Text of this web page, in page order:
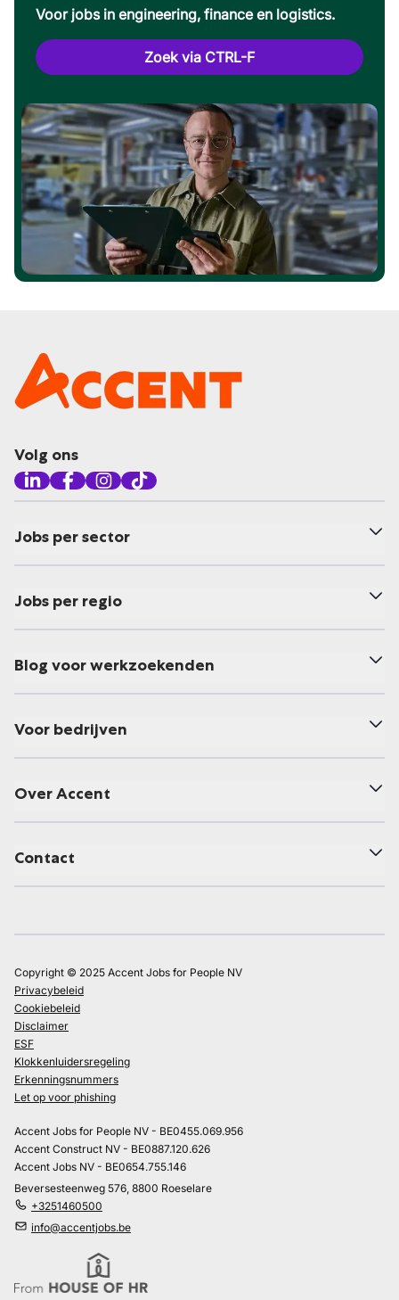
Voor jobs in engineering, finance en logistics.
Zoek via CTRL-F
Volg ons
Jobs per sector
Jobs per regio
Blog voor werkzoekenden
Voor bedrijven
Over Accent
Contact
Copyright © 2025 Accent Jobs for People NV
Privacybeleid
Cookiebeleid
Disclaimer
ESF
Klokkenluidersregeling
Erkenningsnummers
Let op voor phishing
Accent Jobs for People NV - BE0455.069.956
Accent Construct NV - BE0887.120.626
Accent Jobs NV - BE0654.755.146
Beversesteenweg 576, 8800 Roeselare
+3251460500
info@accentjobs.be